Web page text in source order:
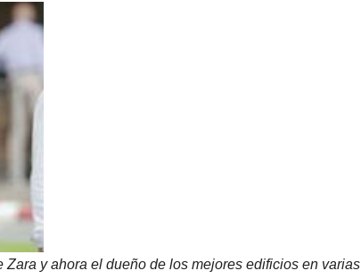
y ahora el dueño de los mejores edificios en varias